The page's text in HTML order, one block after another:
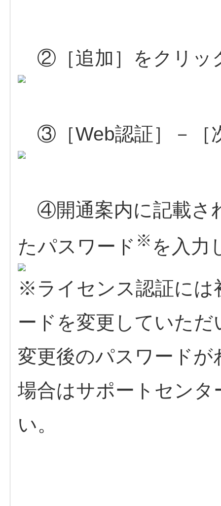
②［追加］をクリッ
③［Web認証］－［
④開通案内に記載さ
たパスワード ※ を入力
※ライセンス認証には
ードを変更していた
変更後のパスワード
場合はサポートセン
い。